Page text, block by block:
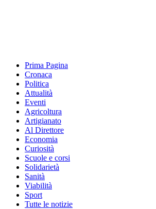
Prima Pagina
Cronaca
Politica
Attualità
Eventi
Agricoltura
Artigianato
Al Direttore
Economia
Curiosità
Scuole e corsi
Solidarietà
Sanità
Viabilità
Sport
Tutte le notizie